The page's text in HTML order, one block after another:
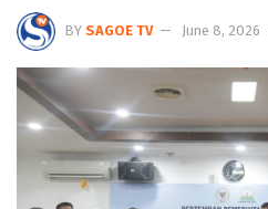
BY SAGOE TV June 8, 2026